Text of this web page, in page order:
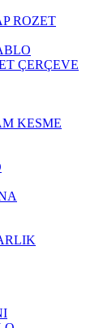
ROZET
ÇERÇEVE
KESME